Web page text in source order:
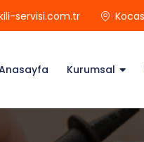
servisi.com.tr
Kurumsal